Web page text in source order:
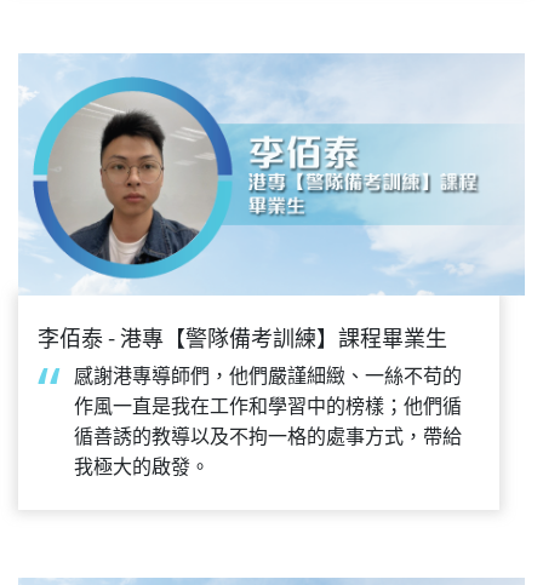
李佰泰 - 港專【警隊備考訓練】課程畢業生
感謝港專導師們，他們嚴謹細緻、一絲不苟的
作風一直是我在工作和學習中的榜樣；他們循
循善誘的教導以及不拘一格的處事方式，帶給
我極大的啟發。